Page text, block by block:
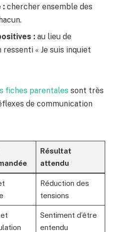
: chercher ensemble des
: au lieu de
« Je suis inquiet
fiches parentales sont très
de communication
Résultat
attendu
Réduction des
tensions
Sentiment d’être
entendu